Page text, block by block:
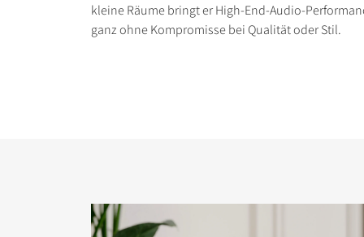
kleine Räume bringt er High-End-Audio-
ganz ohne Kompromisse bei Qualität oder Stil.